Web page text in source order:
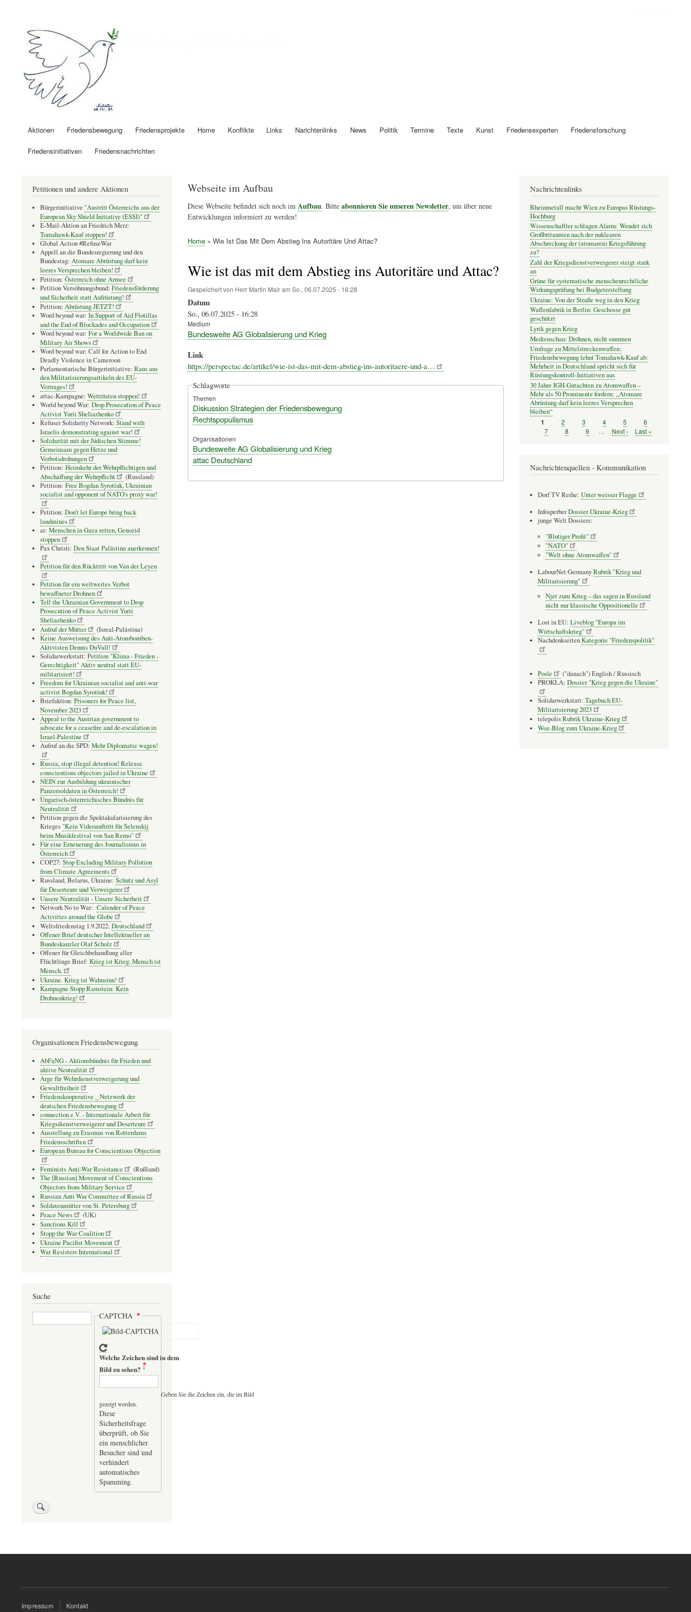
Hauptnavigation
Aktionen Friedensbewegung Friedensprojekte Home Konflikte Links Narichtenlinks News Politik Termine Texte Kunst Friedensexperten Friedensforschung
Friedensinitiativen Friedensnachrichten
Webseite im Aufbau
Diese Webseite befindet sich noch im Aufbau. Bitte abonnieren Sie unseren Newsletter, um über neue
Entwicklungen informiert zu werden!
Home Wie Ist Das Mit Dem Abstieg Ins Autoritäre Und Attac?
Wie ist das mit dem Abstieg ins Autoritäre und Attac?
Gespeichert von Herr Martin Mairam So., 06.07.2025 - 16:28
Datum
So., 06.07.2025 - 16:28
Medium
Bundesweite AG Globalisierung und Krieg
Link
https://perspectac.de/artikel/wie-ist-das-mit-dem-abstieg-ins-autoritaere-und-a…
Schlagworte
Themen
Diskussion Strategien der Friedensbewegung
Rechtspopulismus
Organisationen
Bundesweite AG Globalisierung und Krieg
attac Deutschland
Petitionen und andere Aktionen
Bürgerinitiative "Austritt Österreichs aus der
European Sky Shield Initiative (ESSI)"
E-Mail-Aktion an Friedrich Merz:
Tomahawk-Kauf stoppen!
Global Action #RefuseWar
Appell an die Bundesregierung und den
Bundestag: Atomare Abrüstung darf kein
leeres Versprechen bleiben!
Petition: Österreich ohne Armee
Petition Versöhnungsbund: Friedensförderung
und Sicherheit statt Aufrüstung!
Petition: Abrüstung JETZT!
Word beyond war: In Support of Aid Flotillas
and the End of Blockades and Occupation
Word beyond war: For a Worldwide Ban on
Military Air Shows
Word beyond war: Call for Action to End
Deadly Violence in Cameroon
Parlamentarische Bürgerinitiative: Raus aus
den Militarisierungsartikeln des EU-
Vertrages!
attac-Kampagne: Wettrüsten stoppen!
World beyond War: Drop Prosecution of Peace
Activist Yurii Sheliazhenko
Refuser Solidarity Network: Stand with
Israelis demonstrating against war!
Solidarität mit der Jüdischen Stimme!
Gemeinsam gegen Hetze und
Verbotsdrohungen
Petition: Heimkehr der Wehrpflichtigen und
Abschaffung der Wehrpflicht
(Russland)
Petition: Free Bogdan Syrotiuk, Ukrainian
socialist and opponent of NATO's proxy war!
Petition: Don’t let Europe bring back
landmines
ai: Menschen in Gaza retten, Genozid
stoppen
Pax Christi: Den Staat Palästina anerkennen!
Petition für den Rücktritt von Van der Leyen
Petition für ein weltweites Verbot
bewaffneter Drohnen
Tell the Ukrainian Government to Drop
Prosecution of Peace Activist Yurii
Sheliazhenko
Aufruf der Mütter
(Isreal-Palästina)
Keine Ausweisung des Anti-Atombomben-
Aktivisten Dennis DuVall!
Solidarwerkstatt: Petition "Klima - Frieden -
Gerechtigkeit" Aktiv neutral statt EU-
militarisiert!
Freedom for Ukrainian socialist and anti-war
activist Bogdan Syrotiuk!
Briefaktion: Prisoners for Peace list,
November 2023
Appeal to the Austrian government to
advocate for a ceasefire and de-escalation in
Israel-Palestine
Aufruf an die SPD: Mehr Diplomatie wagen!
Russia, stop illegal detention! Release
conscientious objectors jailed in Ukraine
NEIN zur Ausbildung ukrainischer
Panzersoldaten in Österreich!
Ungarisch-österreichisches Bündnis für
Neutralität
Petition gegen die Spektakularisierung des
Krieges "Kein Videoauftritt für Selenskij
beim Musikfestival von San Remo"
Für eine Erneuerung des Journalismus in
Österreich
COP27: Stop Excluding Military Pollution
from Climate Agreements
Russland, Belarus, Ukraine: Schutz und Asyl
für Deserteure und Verweigerer
Unsere Neutralität - Unsere Sicherheit
Network No to War: Calender of Peace
Activities around the Globe
Weltsfriedenstag 1.9.2022: Deutschland
Offener Brief deutscher Intellektueller an
Bundeskanzler Olaf Scholz
Offener für Gleichbehandlung aller
Flüchtlinge Brief: Krieg ist Krieg. Mensch ist
Mensch.
Ukraine. Krieg ist Wahnsinn!
Kampagne Stopp Ramstein: Kein
Drohnenkrieg!
Organisationen Friedensbewegung
AbFaNG - Aktionsbündnis für Frieden und
aktive Neutralität
Arge für Wehrdienstverweigerung und
Gewaltfreiheit
Friedenskooperative _ Netzwerk der
deutschen Friedensbewegung
connection e.V. - Inter­na­tio­nale Arbeit für
Kriegs­dienst­ver­wei­gerer und Deser­teure
Ausstellung zu Erasmus von Rotterdams
Friedensschriften
European Bureau for Conscientious Objection
Feminists Anti-War Resistance
(Rußland)
The [Russian] Movement of Conscientious
Objectors from Military Service
Russian Anti War Committee of Russia
Soldatenmütter von St. Petersburg
Peace News
(UK)
Sanctions Kill
Stopp the War Coalition
Ukraine Pacifist Movement
War Resisters International
Suche
Suche CAPTCHA
Welche Zeichen sind in dem
Bild zu sehen?
Geben Sie die Zeichen ein, die im Bild
gezeigt werden.
Diese
Sicherheitsfrage
überprüft, ob Sie
ein menschlicher
Besucher sind und
verhindert
automatisches
Spamming.
Nachrichtenlinks
Rheinmetall macht Wien zu Europas Rüstungs-
Hochburg
Wissenschaftler schlagen Alarm: Wendet sich
Großbritannien nach der nuklearen
Abschreckung der (atomaren) Kriegsführung
zu?
Zahl der Kriegsdienstverweigerer steigt stark
an
Grüne für systematische menschenrechtliche
Wirkungsprüfung bei Budgeterstellung
Ukraine: Von der Straße weg in den Krieg
Waffenfabrik in Berlin: Geschosse gut
geschützt
Lyrik gegen Krieg
Medienschau: Dröhnen, nicht summen
Umfrage zu Mittelstreckenwaffen:
Friedensbewegung lehnt Tomahawk-Kauf ab:
Mehrheit in Deutschland spricht sich für
Rüstungskontroll-Initiativen aus
30 Jahre IGH-Gutachten zu Atomwaffen –
Mehr als 50 Prominente fordern: „Atomare
Abrüstung darf kein leeres Versprechen
bleiben“
Seitennummerierung
Seite
1 Seite
2 Seite
3 Seite
4 Seite
5 Seite
6
Seite
7 Seite
8 Seite
9 …
Nächste
Next ›
Letzte
Last »
Nachrichtenquellen - Kommunikation
Dorf TV Reihe: Unter weisser Flagge
InfosperberDossier Ukraine-Krieg
junge Welt Dossiers:
"Blutiger Profit"
"NATO"
"Welt ohne Atomwaffen"
LabourNet GermanyRubrik "Krieg und
Militarisierung"
Njet zum Krieg – das sagen in Russland
nicht nur klassische Oppositionelle
Lost in EU: Liveblog "Europa im
Wirtschaftskrieg"
NachdenkseitenKategorie "Friedenspolitik"
Posle
("danach") English / Russisch
PROKLA: Dossier "Krieg gegen die Ukraine"
Solidarwerkstatt: Tagebuch EU-
Militarisierung 2023
telepolisRubrik Ukraine-Krieg
Woz-Blog zum Ukraine-Krieg
Fußzeilenmenü
Impressum Kontakt